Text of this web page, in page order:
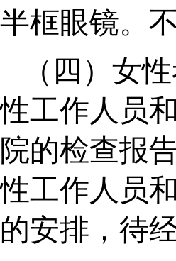
半框眼镜。
（四）女
性工作人员
院的检查报
性工作人员
的安排，待